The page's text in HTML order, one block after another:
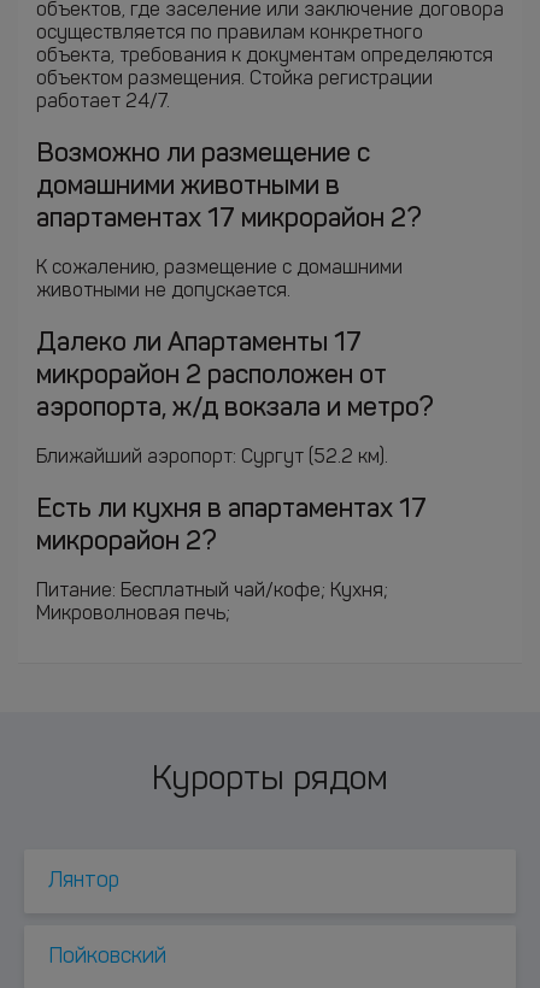
объектов, где заселение или заключение договора
осуществляется по правилам конкретного
объекта, требования к документам определяются
объектом размещения. Стойка регистрации
работает 24/7.
Возможно ли размещение с
домашними животными в
апартаментах 17 микрорайон 2?
К сожалению, размещение с домашними
животными не допускается.
Далеко ли Апартаменты 17
микрорайон 2 расположен от
аэропорта, ж/д вокзала и метро?
Ближайший аэропорт: Сургут (52.2 км).
Есть ли кухня в апартаментах 17
микрорайон 2?
Питание: Бесплатный чай/кофе; Кухня;
Микроволновая печь;
Курорты рядом
Лянтор
Пойковский